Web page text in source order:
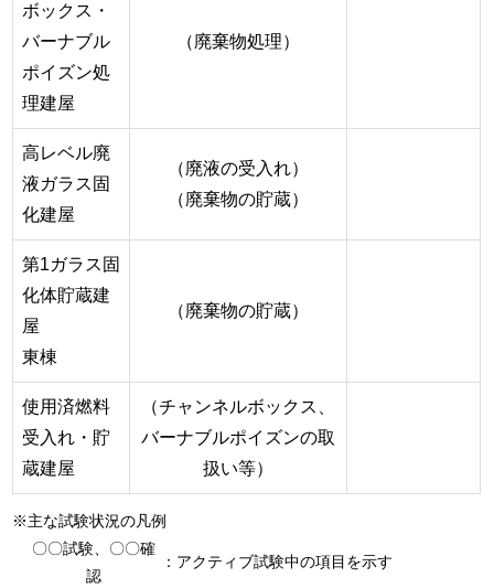
ボックス・
バーナブル
ポイズン処
理建屋
（廃棄物処理）
高レベル廃
液ガラス固
化建屋
（廃液の受入れ）
（廃棄物の貯蔵）
第1ガラス固
化体貯蔵建
屋
東棟
（廃棄物の貯蔵）
使用済燃料
受入れ・貯
蔵建屋
（チャンネルボックス、
バーナブルポイズンの取
扱い等）
※主な試験状況の凡例
〇〇試験、〇〇確
認
：アクティブ試験中の項目を示す